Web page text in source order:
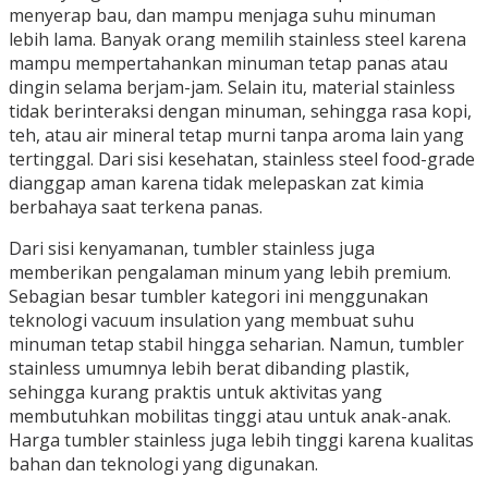
menyerap bau, dan mampu menjaga suhu minuman
lebih lama. Banyak orang memilih stainless steel karena
mampu mempertahankan minuman tetap panas atau
dingin selama berjam-jam. Selain itu, material stainless
tidak berinteraksi dengan minuman, sehingga rasa kopi,
teh, atau air mineral tetap murni tanpa aroma lain yang
tertinggal. Dari sisi kesehatan, stainless steel food-grade
dianggap aman karena tidak melepaskan zat kimia
berbahaya saat terkena panas.
Dari sisi kenyamanan, tumbler stainless juga
memberikan pengalaman minum yang lebih premium.
Sebagian besar tumbler kategori ini menggunakan
teknologi vacuum insulation yang membuat suhu
minuman tetap stabil hingga seharian. Namun, tumbler
stainless umumnya lebih berat dibanding plastik,
sehingga kurang praktis untuk aktivitas yang
membutuhkan mobilitas tinggi atau untuk anak-anak.
Harga tumbler stainless juga lebih tinggi karena kualitas
bahan dan teknologi yang digunakan.